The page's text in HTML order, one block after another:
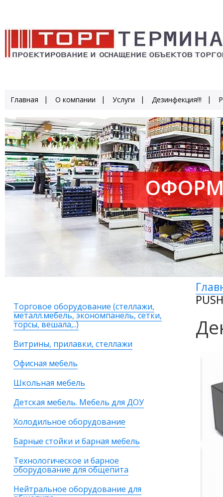
Главная О компании Услуги Дезинфекция!!!
Торговое оборудование (стеллажи,
металл.мебель, экономпанель, сетки,
торсы, вешала,..)
Витрины, прилавки, стеллажи
Офисная мебель
Школьная мебель
Детская мебель. Мебель для ДОУ
Холодильное оборудование
Барные стойки и барная мебель
Технологическое и барное
оборудование для общепита
Нейтральное оборудование для